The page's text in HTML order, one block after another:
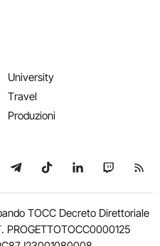
University
Travel
Produzioni
YouTube
su WhatsApp
Seguici su Telegram
Seguici su TikTok
Seguici su
Seguici
TOCC Decreto Direttoriale
PROGETTOTOCC0000125